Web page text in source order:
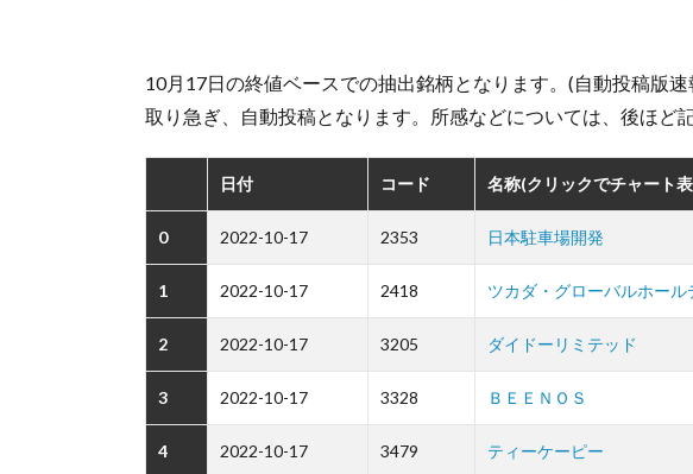
10月17日の終値ベースでの抽出銘柄となります。(自動投稿版速
取り急ぎ、自動投稿となります。所感などについては、後ほど
日付 コード 名称(クリックでチャート
0 2022-10-17 2353 日本駐車場開発
1 2022-10-17 2418 ツカダ・グローバルホール
2 2022-10-17 3205 ダイドーリミテッド
3 2022-10-17 3328 ＢＥＥＮＯＳ
4 2022-10-17 3479 ティーケーピー